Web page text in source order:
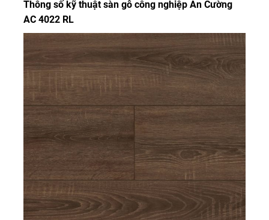
Thông số kỹ thuật sàn gỗ công nghiệp An Cường
AC 4022 RL